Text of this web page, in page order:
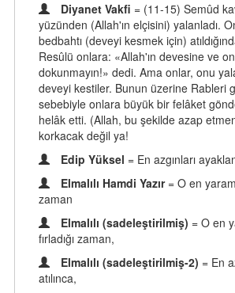
Diyanet Vakfi = (11-15) Semûd
yüzünden (Allah'ın elçisini) yalanladı.
bedbahtı (deveyi kesmek için)
Resûlü onlara: «Allah'ın devesine ve
dokunmayın!» dedi. Ama onlar, onu
deveyi kestiler. Bunun üzerine Rableri
sebebiyle onlara büyük bir felâket
helâk etti. (Allah, bu şekilde azap
korkacak değil ya!
Edip Yüksel = En azgınları
Elmalılı Hamdi Yazır = O en
zaman
Elmalılı (sadeleştirilmiş) = O en
fırladığı zaman,
Elmalılı (sadeleştirilmiş-2) = En
atılınca,